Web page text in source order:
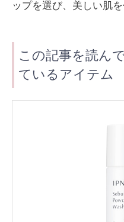
ップを選び、美しい肌
この記事を読ん
ているアイテム